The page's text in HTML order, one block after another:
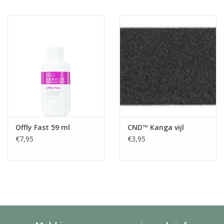
Offly Fast 59 ml
€7,95
CND™ Kanga vijl
€3,95